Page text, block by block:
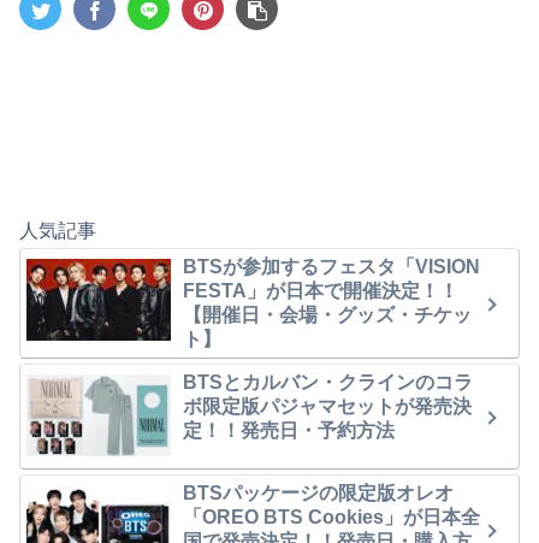
人気記事
BTSが参加するフェスタ「VISION
FESTA」が日本で開催決定！！
【開催日・会場・グッズ・チケッ
ト】
BTSとカルバン・クラインのコラ
ボ限定版パジャマセットが発売決
定！！発売日・予約方法
BTSパッケージの限定版オレオ
「OREO BTS Cookies」が日本全